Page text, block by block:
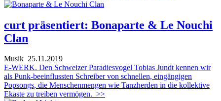
curt präsentiert: Bonaparte & Le Nouchi
Clan
Musik 25.11.2019
E-WERK. Den Schweizer Paradiesvogel Tobias Jundt kennen wir
als Punk-beeinflussten Schreiber von schnellen, eingängigen
Popsongs, die Menschenmengen wie Tanzherden in die kollektive
Ekaste zu treiben vermögen. >>